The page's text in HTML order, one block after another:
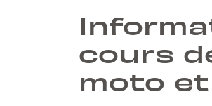
cours
moto